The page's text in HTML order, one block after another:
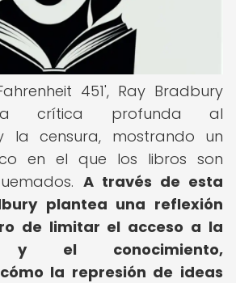
451', Ray Bradbury
crítica profunda al
la censura, mostrando un
en el que los libros son
A través de esta
plantea una reflexión
de limitar el acceso a la
y el conocimiento,
la represión de ideas